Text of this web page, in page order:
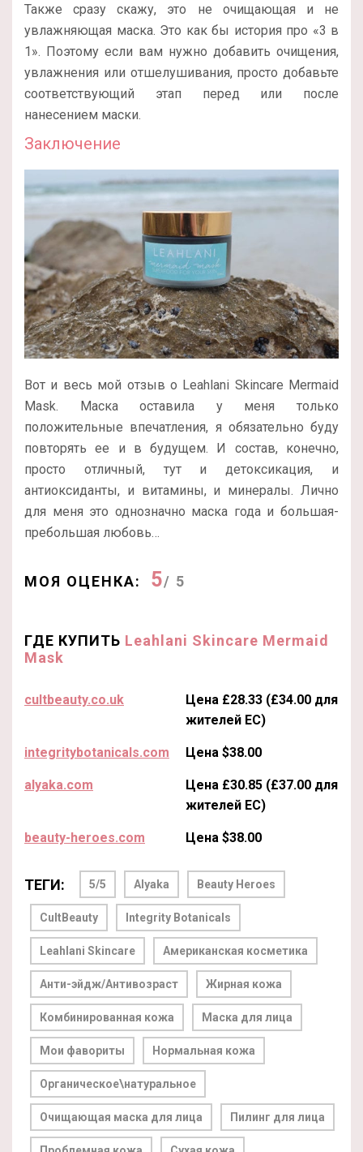
Также сразу скажу, это не очищающая и не
увлажняющая маска. Это как бы история про «3 в
1». Поэтому если вам нужно добавить очищения,
увлажнения или отшелушивания, просто добавьте
соответствующий этап перед или после
нанесением маски.
Заключение
Вот и весь мой отзыв о Leahlani Skincare Mermaid
Mask. Маска оставила у меня только
положительные впечатления, я обязательно буду
повторять ее и в будущем. И состав, конечно,
просто отличный, тут и детоксикация, и
антиоксиданты, и витамины, и минералы. Лично
для меня это однозначно маска года и большая-
пребольшая любовь…
МОЯ ОЦЕНКА: 5/ 5
ГДЕ КУПИТЬ Leahlani Skincare Mermaid
Mask
cultbeauty.co.uk
Цена £28.33 (£34.00 для
жителей ЕС)
integritybotanicals.com Цена $38.00
alyaka.com
Цена £30.85 (£37.00 для
жителей ЕС)
beauty-heroes.com Цена $38.00
ТЕГИ: 5/5 Alyaka Beauty Heroes
CultBeauty Integrity Botanicals
Leahlani Skincare Американская косметика
Анти-эйдж/Антивозраст Жирная кожа
Комбинированная кожа Маска для лица
Мои фавориты Нормальная кожа
Органическое\натуральное
Очищающая маска для лица Пилинг для лица